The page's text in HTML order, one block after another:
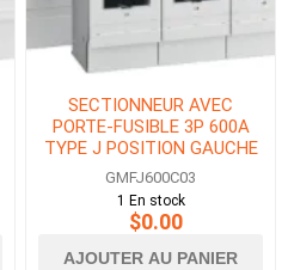
SECTIONNEUR AVEC
PORTE-FUSIBLE 3P 600A
TYPE J POSITION GAUCHE
GMFJ600C03
1 En stock
$0.00
AJOUTER AU PANIER